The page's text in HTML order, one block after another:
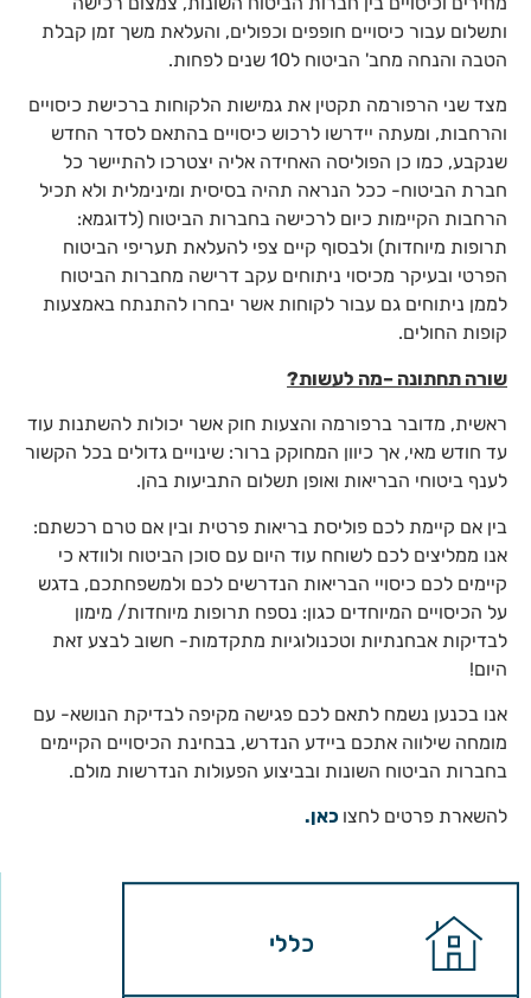
כללי
ותשלום עבור כיסויים חופפים וכפולים, והעלאת משך זמן קבלת
הטבה והנחה מחב' הביטוח ל10 שנים לפחות.
מצד שני הרפורמה תקטין את גמישות הלקוחות ברכישת כיסויים
והרחבות, ומעתה יידרשו לרכוש כיסויים בהתאם לסדר החדש
שנקבע, כמו כן הפוליסה האחידה אליה יצטרכו להתיישר כל
חברת הביטוח- ככל הנראה תהיה בסיסית ומינימלית ולא תכיל
הרחבות הקיימות כיום לרכישה בחברות הביטוח (לדוגמא:
תרופות מיוחדות) ולבסוף קיים צפי להעלאת תעריפי הביטוח
הפרטי ובעיקר מכיסוי ניתוחים עקב דרישה מחברות הביטוח
לממן ניתוחים גם עבור לקוחות אשר יבחרו להתנתח באמצעות
קופות החולים.
שורה תחתונה –מה לעשות?
ראשית, מדובר ברפורמה והצעות חוק אשר יכולות להשתנות עוד
עד חודש מאי, אך כיוון המחוקק ברור: שינויים גדולים בכל הקשור
לענף ביטוחי הבריאות ואופן תשלום התביעות בהן.
בין אם קיימת לכם פוליסת בריאות פרטית ובין אם טרם רכשתם:
אנו ממליצים לכם לשוחח עוד היום עם סוכן הביטוח ולוודא כי
קיימים לכם כיסויי הבריאות הנדרשים לכם ולמשפחתכם, בדגש
על הכיסויים המיוחדים כגון: נספח תרופות מיוחדות/ מימון
לבדיקות אבחנתיות וטכנולוגיות מתקדמות- חשוב לבצע זאת
היום!
אנו בכנען נשמח לתאם לכם פגישה מקיפה לבדיקת הנושא- עם
מומחה שילווה אתכם ביידע הנדרש, בבחינת הכיסויים הקיימים
בחברות הביטוח השונות ובביצוע הפעולות הנדרשות מולם.
להשארת פרטים לחצו כאן.